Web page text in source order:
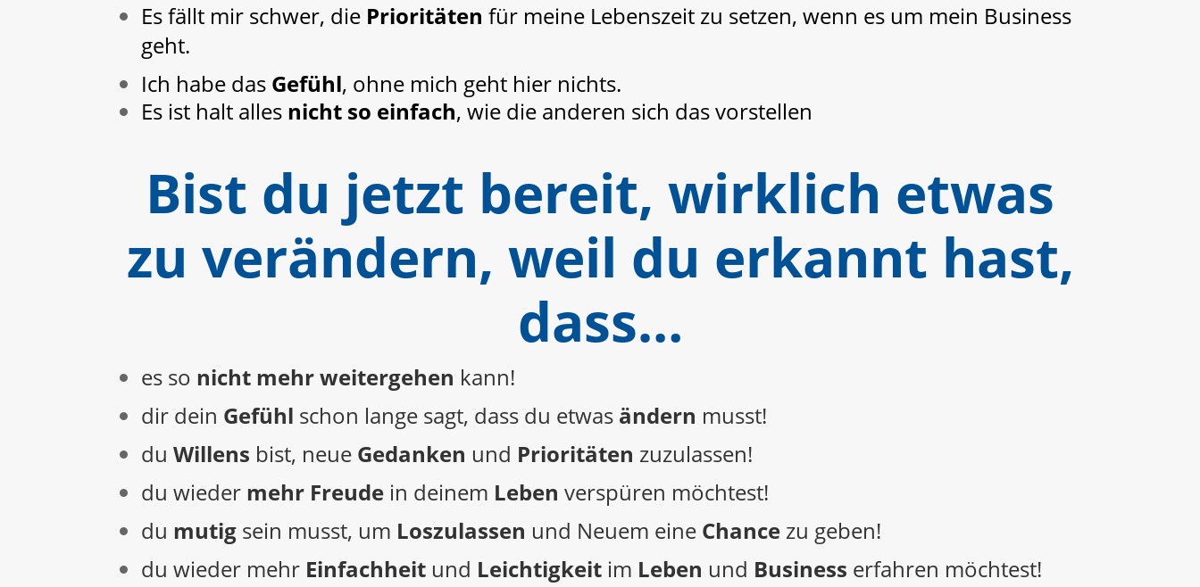
Es fällt mir schwer, die Prioritäten für meine Lebenszeit zu setzen, wenn es um mein Business
geht.
Ich habe das Gefühl, ohne mich geht hier nichts.
Es ist halt alles nicht so einfach, wie die anderen sich das vorstellen
Bist du jetzt bereit, wirklich etwas
zu verändern, weil du erkannt hast,
dass…
es so nicht mehr weitergehen kann!
dir dein Gefühl schon lange sagt, dass du etwas ändern musst!
duWillens bist, neue Gedanken und Prioritäten zuzulassen!
du wieder mehr Freude in deinem Leben verspüren möchtest!
du mutig sein musst, um Loszulassen und Neuem eine Chance zu geben!
du wieder mehr Einfachheit und Leichtigkeit im Leben und Business erfahren möchtest!